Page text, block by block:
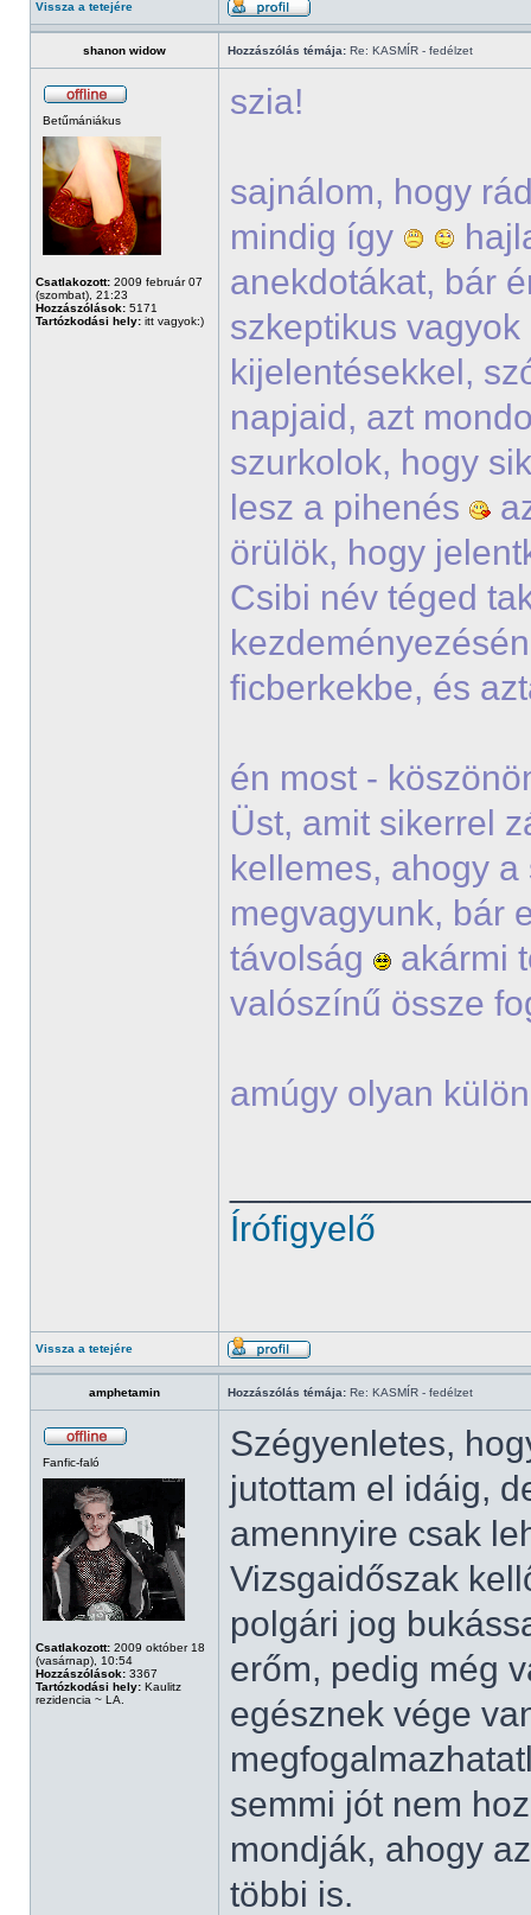
Vissza a tetejére
shanon widow Hozzászólás témája: Re: KASMÍR - fedélzet
Betűmániákus
Csatlakozott: 2009 február 07
(szombat), 21:23
Hozzászólások: 5171
Tartózkodási hely: itt vagyok:)
szia!
sajnálom, hogy
mindig így
anekdotákat, bár
szkeptikus
kijelentésekkel,
napjaid, azt
szurkolok, hogy
lesz a pihenés
örülök, hogy
Csibi név téged
ficberkekbe, és
én most -
Üst, amit sikerrel
kellemes, ahogy
megvagyunk, bár
távolság
akármi
valószínű össze
amúgy olyan
Írófigyelő
Vissza a tetejére
amphetamin Hozzászólás témája: Re: KASMÍR - fedélzet
Fanfic-faló
Csatlakozott: 2009 október 18
(vasárnap), 10:54
Hozzászólások: 3367
Tartózkodási hely: Kaulitz
rezidencia ~ LA.
Szégyenletes,
jutottam el idáig,
amennyire csak
Vizsgaidőszak
polgári jog
erőm, pedig még
egésznek vége
semmi jót nem
mondják, ahogy
többi is.